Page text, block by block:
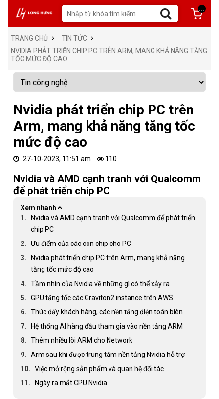
...
TRANG CHỦ
TIN TỨC
NVIDIA PHÁT TRIỂN CHIP PC TRÊN ARM, MANG KHẢ NĂNG TĂNG
TỐC MỨC ĐỘ CAO
Nvidia phát triển chip PC trên
Arm, mang khả năng tăng tốc
mức độ cao
27-10-2023, 11:51 am 110
Nvidia và AMD cạnh tranh với Qualcomm
để phát triển chip PC
Xem nhanh
Nvidia và AMD cạnh tranh với Qualcomm để phát triển
chip PC
Ưu điểm của các con chip cho PC
Nvidia phát triển chip PC trên Arm, mang khả năng
tăng tốc mức độ cao
Tầm nhìn của Nvidia về những gì có thể xảy ra
GPU tăng tốc các Graviton2 instance trên AWS
Thúc đẩy khách hàng, các nền tảng điện toán biên
Hệ thống AI hàng đầu tham gia vào nền tảng ARM
Thêm nhiều lõi ARM cho Network
Arm sau khi được trung tâm nền tảng Nvidia hỗ trợ
Việc mở rộng sản phẩm và quan hệ đối tác
Ngày ra mắt CPU Nvidia